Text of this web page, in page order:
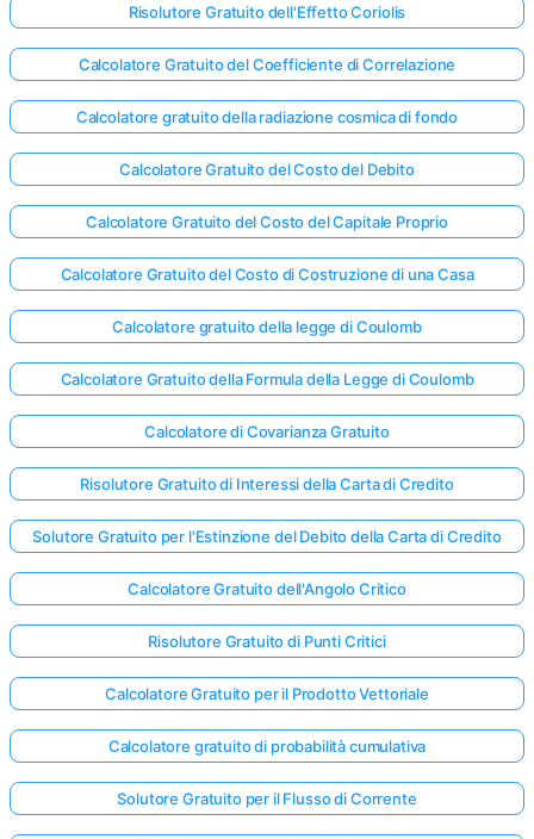
Risolutore Gratuito dell'Effetto Coriolis
Calcolatore Gratuito del Coefficiente di Correlazione
Calcolatore gratuito della radiazione cosmica di fondo
Calcolatore Gratuito del Costo del Debito
Calcolatore Gratuito del Costo del Capitale Proprio
Calcolatore Gratuito del Costo di Costruzione di una Casa
Calcolatore gratuito della legge di Coulomb
Calcolatore Gratuito della Formula della Legge di Coulomb
Calcolatore di Covarianza Gratuito
Risolutore Gratuito di Interessi della Carta di Credito
Solutore Gratuito per l'Estinzione del Debito della Carta di Credito
Calcolatore Gratuito dell'Angolo Critico
Risolutore Gratuito di Punti Critici
Calcolatore Gratuito per il Prodotto Vettoriale
Calcolatore gratuito di probabilità cumulativa
Solutore Gratuito per il Flusso di Corrente